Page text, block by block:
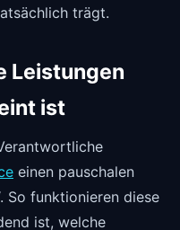
trägt.
Leistungen
ist
einen pauschalen
So funktionieren diese
ist, welche